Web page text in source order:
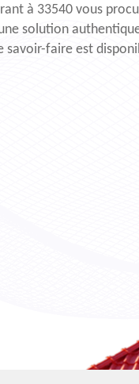
à 33540 vous
solution
faire est